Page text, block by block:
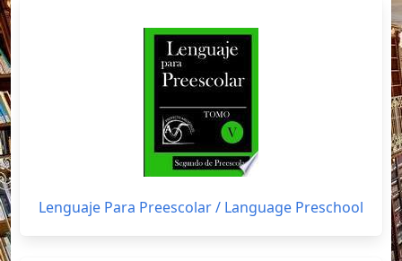
Lenguaje Para Preescolar / Language Preschool